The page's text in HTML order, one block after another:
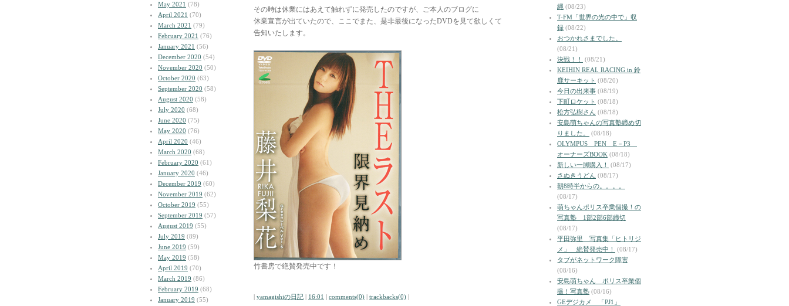
May 2021 (78)
April 2021 (70)
March 2021 (79)
February 2021 (76)
January 2021 (56)
December 2020 (54)
November 2020 (50)
October 2020 (63)
September 2020 (58)
August 2020 (58)
July 2020 (68)
June 2020 (75)
May 2020 (76)
April 2020 (46)
March 2020 (68)
February 2020 (61)
January 2020 (46)
December 2019 (60)
November 2019 (62)
October 2019 (55)
September 2019 (57)
August 2019 (55)
July 2019 (89)
June 2019 (59)
May 2019 (58)
April 2019 (70)
March 2019 (86)
February 2019 (68)
January 2019 (55)
その時は休業にはあえて触れずに発売したのですが、ご本人のブログに
休業宣言が出ていたので、ここでまた、是非最後になったDVDを見て欲しくて
告知いたします。
竹書房で絶賛発売中です！
| yamagishiの日記 | 16:01 | comments(0) | trackbacks(0) |
縄 (08/23)
T-FM「世界の光の中で」収
録 (08/22)
おつかれさまでした。
(08/21)
決戦！！
(08/21)
KEIHIN REAL RACING in 鈴
鹿サーキット (08/20)
今日の出来事 (08/19)
下町ロケット (08/18)
松方弘樹さん (08/18)
安島萌ちゃんの写真塾締め切
りました。
(08/18)
OLYMPUS PEN E－P3
オーナーズBOOK (08/18)
新しい一脚購入！
(08/17)
さぬきうどん (08/17)
朝8時半からの。。。。
(08/17)
萌ちゃんポリス卒業個撮！の
写真塾 1部2部6部締切
(08/17)
平田弥里 写真集「ヒトリジ
メ」 絶賛発売中！
(08/17)
タブがネットワーク障害
(08/16)
安島萌ちゃん ポリス卒業個
撮！写真塾 (08/16)
GEデジカメ 「PJ1」